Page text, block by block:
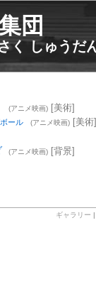
団
く しゅうだ
(アニメ映画)[美術]
ール (アニメ映画)[美術]
(アニメ映画)[背景]
ギャラリー